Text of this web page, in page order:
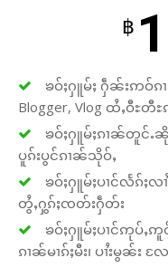
฿
ၶဝ်ႈႁူမ်ႈ ႁဵၼ်းဢဝ်ၵၢ
Blogger, Vlog ထႆႇဝီႊ
ၶဝ်ႈႁူမ်ႈၵၢၼ်တူင်ႉၼို
ပူၵ်းပွင်ၵၢၼ်သိုဝ်ႇ
ၶဝ်ႈႁူမ်ႈပၢင်လႅၵ်ႈလ
တွႆႇႁွၵ်ႈၸတ်းႁဵတ်း
ၶဝ်ႈႁူမ်ႈပၢင်ဢုပ်ႇဢူ
ၵၢၼ်မၢၵ်ႈမီး၊ ပၢႆးမွၼ်း